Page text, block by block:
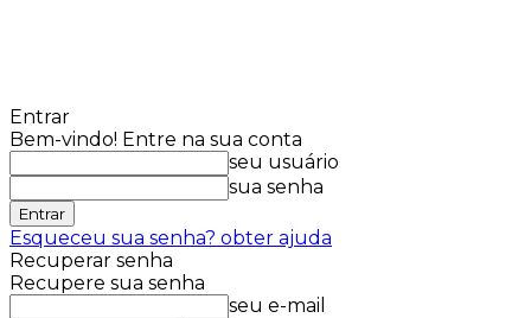
Entrar
Bem-vindo! Entre na sua conta
seu usuário
sua senha
Esqueceu sua senha? obter ajuda
Recuperar senha
Recupere sua senha
seu e-mail